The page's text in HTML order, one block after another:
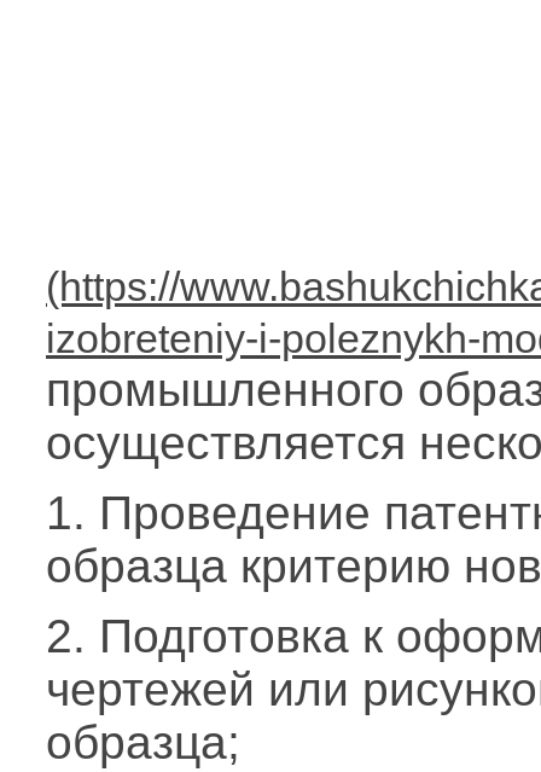
промышленного
осуществляется
1. Проведение
образца критерию
2. Подготовка к
чертежей или
образца;